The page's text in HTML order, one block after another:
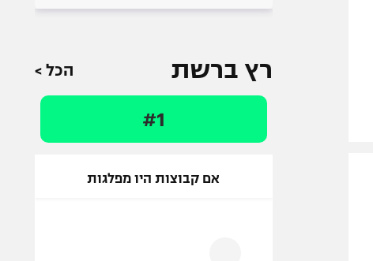
רץ ברשת הכל >
#1
אם קבוצות היו מפלגות